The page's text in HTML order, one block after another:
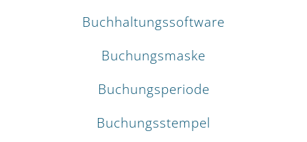
Buchhaltungssoftware
Buchungsmaske
Buchungsperiode
Buchungsstempel